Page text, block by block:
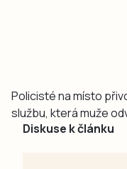
Policisté na místo
službu, která muže
Diskuse k článku